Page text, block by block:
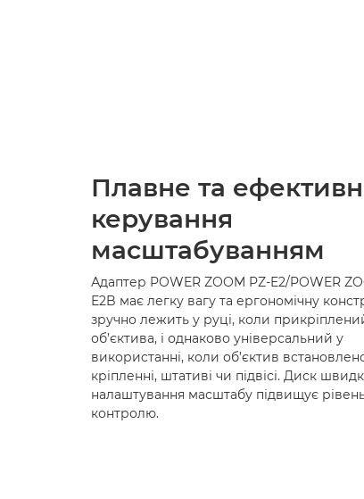
Плавне та
керування
масштабуванням
Адаптер POWER ZOOM PZ-E2/POWER
E2B має легку вагу та ергономічну
зручно лежить у руці, коли
об’єктива, і однаково універсальний у
використанні, коли об’єктив
кріпленні, штативі чи підвісі. Диск
налаштування масштабу підвищує
контролю.